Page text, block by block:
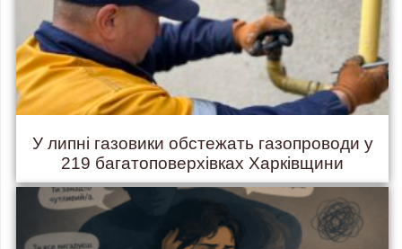
У липні газовики обстежать газопроводи у
219 багатоповерхівках Харківщини